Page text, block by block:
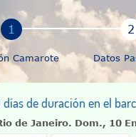
Camarote Datos
de duración en el
de Janeiro. Dom., 10